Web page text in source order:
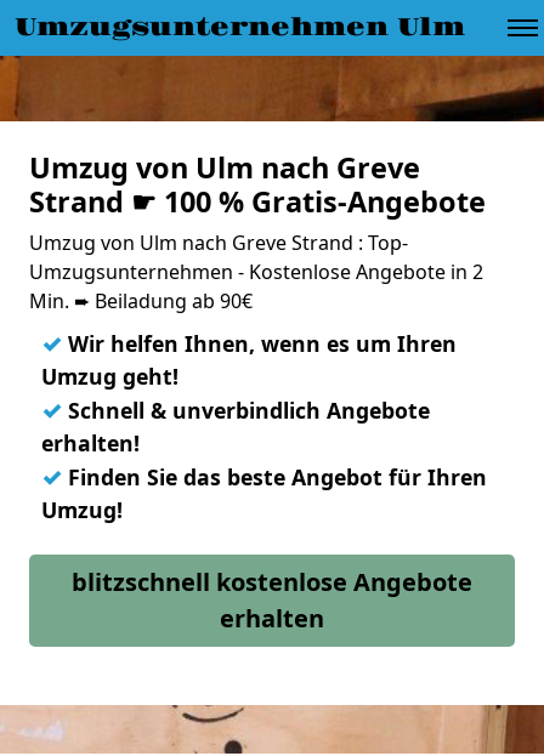
Umzugsunternehmen Ulm
Umzug von Ulm nach Greve
Strand ☛ 100 % Gratis-Angebote
Umzug von Ulm nach Greve Strand : Top-
Umzugsunternehmen - Kostenlose Angebote in 2
Min. ➨ Beiladung ab 90€
✓ Wir helfen Ihnen, wenn es um Ihren
Umzug geht!
✓ Schnell & unverbindlich Angebote
erhalten!
✓ Finden Sie das beste Angebot für Ihren
Umzug!
blitzschnell kostenlose Angebote
erhalten